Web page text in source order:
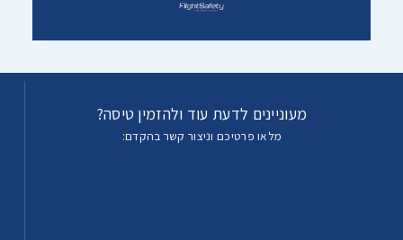
מעוניינים לדעת עוד ולהזמין טיסה?
מלאו פרטיכם וניצור קשר בהקדם: